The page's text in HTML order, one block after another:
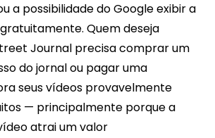
a possibilidade do Google exibir a
Quem deseja
Journal precisa comprar um
do jornal ou pagar uma
seus vídeos provavelmente
— principalmente porque a
atrai um valor